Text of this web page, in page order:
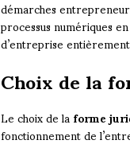
démarches
processus numériques
d’entreprise
Choix de la
Le choix de laforme
fonctionnement de